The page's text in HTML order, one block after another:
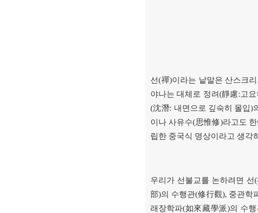
선(禪)이라는 낱말은 산스크리
야나는 대체로 정려(靜慮:고
(沈潛: 내면으로 깊숙히 몰입)
이나 사유수(思惟修)라고도
립한 중국식 명상이라고 생각
우리가 선불교를 논하려면 선(
部)의 수행관(修行觀), 중관학
래장학파(如來藏學派)의 수행